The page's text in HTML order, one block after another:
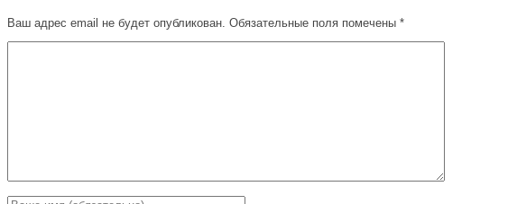
Ваш адрес email не будет опубликован. Обязательные поля помечены *